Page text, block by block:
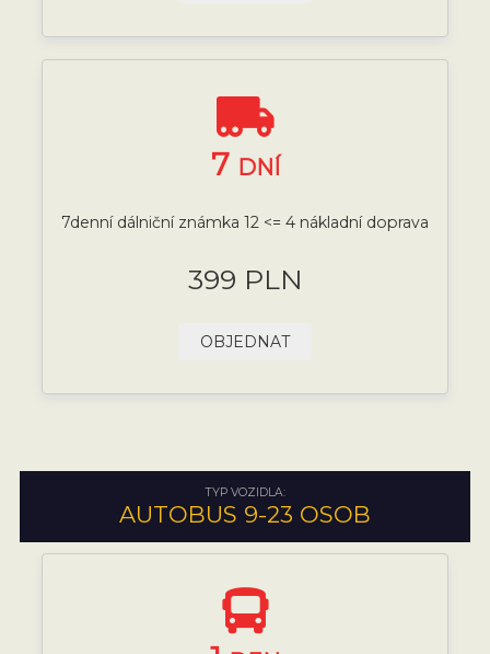
7 DNÍ
7denní dálniční známka 12 <= 4 nákladní doprava
399 PLN
OBJEDNAT
TYP VOZIDLA:
AUTOBUS 9-23 OSOB